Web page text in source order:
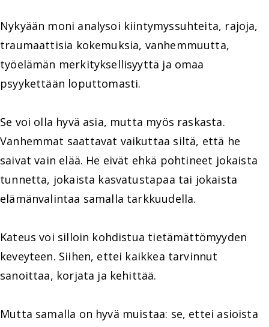
Nykyään moni analysoi kiintymyssuhteita, rajoja,
traumaattisia kokemuksia, vanhemmuutta,
työelämän merkityksellisyyttä ja omaa
psyykettään loputtomasti.
Se voi olla hyvä asia, mutta myös raskasta.
Vanhemmat saattavat vaikuttaa siltä, että he
saivat vain elää. He eivät ehkä pohtineet jokaista
tunnetta, jokaista kasvatustapaa tai jokaista
elämänvalintaa samalla tarkkuudella.
Kateus voi silloin kohdistua tietämättömyyden
keveyteen. Siihen, ettei kaikkea tarvinnut
sanoittaa, korjata ja kehittää.
Mutta samalla on hyvä muistaa: se, ettei asioista